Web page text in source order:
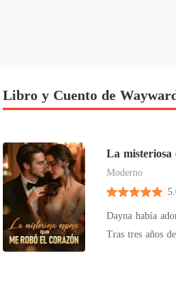
Libro y Cuento de
La misteriosa
Moderno
Dayna había
Tras tres años